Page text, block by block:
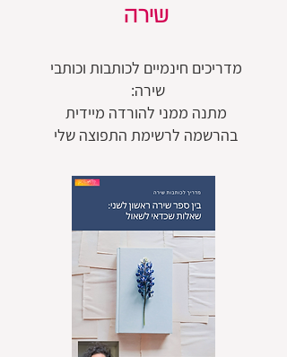
שירה
מדריכים חינמיים לכותבות וכותבי
שירה:
מתנה ממני להורדה מיידית
בהרשמה לרשימת התפוצה שלי